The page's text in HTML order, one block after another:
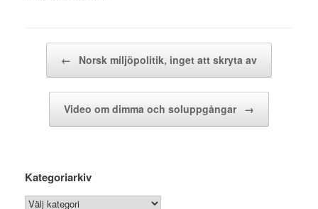
← Norsk miljöpolitik, inget att skryta av
Video om dimma och soluppgångar →
Kategoriarkiv
Kategoriarkiv